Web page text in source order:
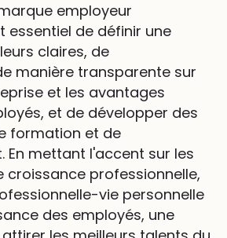
employeur
essentiel de définir une
claires, de
manière transparente sur
et les avantages
et de développer des
formation et de
En mettant l'accent sur les
croissance professionnelle,
vie personnelle
des employés, une